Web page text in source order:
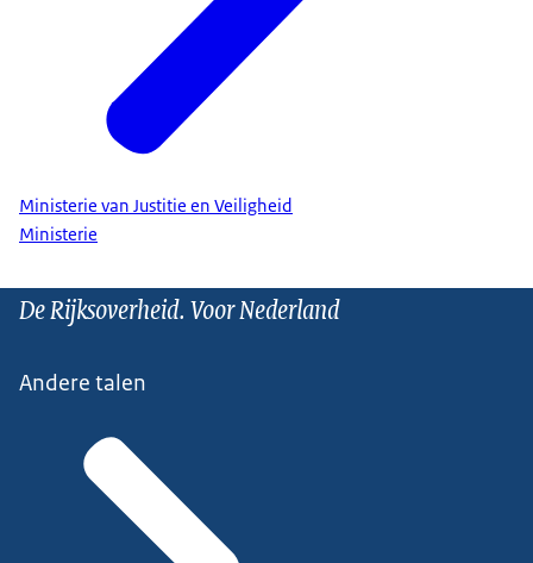
Ministerie van Justitie en Veiligheid
Ministerie
De Rijksoverheid. Voor Nederland
Andere talen